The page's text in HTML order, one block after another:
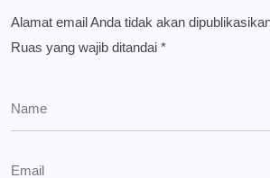
Alamat email Anda tidak akan
Ruas yang wajib ditandai *